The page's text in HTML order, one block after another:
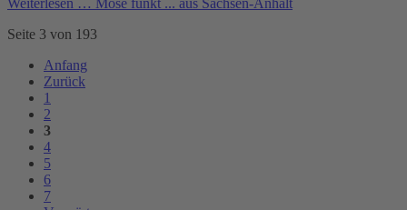
Seite 3 von 193
Anfang
Zurück
1
2
3
4
5
6
7